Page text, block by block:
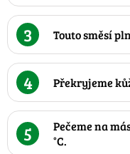
3 Touto směsí
4 Překryjeme
5
Pečeme na
°C.